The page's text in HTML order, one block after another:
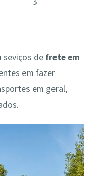
seviços de frete em
em fazer
em geral,